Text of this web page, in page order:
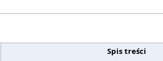
Spis treści